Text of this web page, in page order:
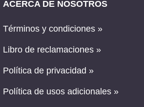
ACERCA DE NOSOTROS
Términos y condiciones »
Libro de reclamaciones »
Política de privacidad »
Política de usos adicionales »